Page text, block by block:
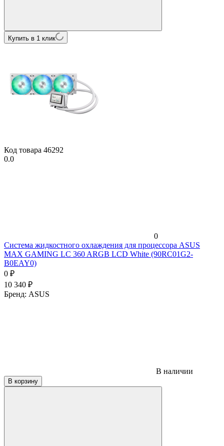
Купить в 1 клик
Код товара 46292
0.0
0
Система жидкостного охлаждения для процессора ASUS
MAX GAMING LC 360 ARGB LCD White (90RC01G2-
B0EAY0)
0 ₽
10 340 ₽
Бренд: ASUS
В наличии
В корзину